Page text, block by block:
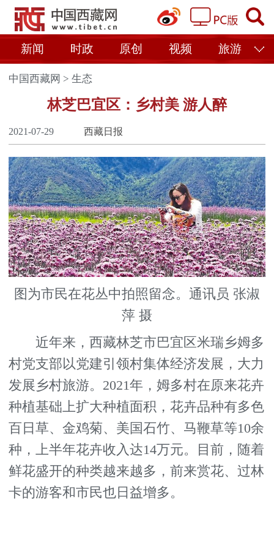
新闻 时政 原创 视频 旅游
中国西藏网 >生态
林芝巴宜区：乡村美 游人醉
2021-07-29 西藏日报
图为市民在花丛中拍照留念。通讯员 张淑
萍 摄
近年来，西藏林芝市巴宜区米瑞乡姆多
村党支部以党建引领村集体经济发展，大力
发展乡村旅游。2021年，姆多村在原来花卉
种植基础上扩大种植面积，花卉品种有多色
百日草、金鸡菊、美国石竹、马鞭草等10余
种，上半年花卉收入达14万元。目前，随着
鲜花盛开的种类越来越多，前来赏花、过林
卡的游客和市民也日益增多。